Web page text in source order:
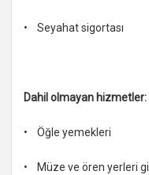
• Seyahat sigortası
Dahil olmayan hizmetler:
• Öğle yemekleri
• Müze ve ören yerleri